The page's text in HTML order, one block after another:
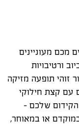
מכם מעוניינים
ורטיבויות
זוהי תופעה מזיקה
עם קצת חילוקי
שלכם -
או במאוחר,